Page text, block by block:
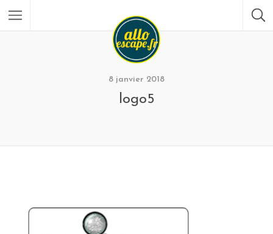
8 janvier 2018
logo5